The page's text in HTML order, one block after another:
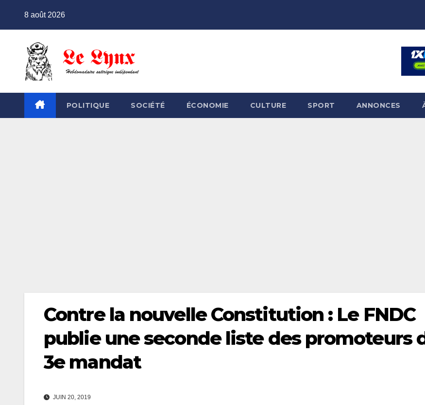
8 août 2026
POLITIQUE SOCIÉTÉ ÉCONOMIE CULTURE SPORT ANNONCES
Contre la nouvelle Constitution : Le FNDC
publie une seconde liste des promoteurs
3e mandat
JUIN 20, 2019